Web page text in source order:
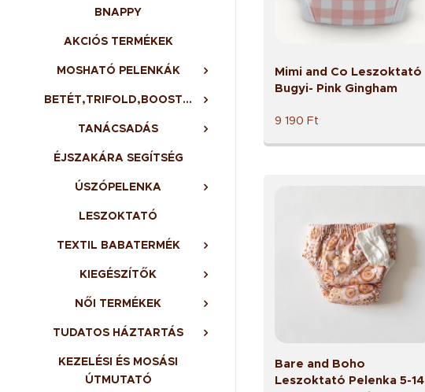
BNAPPY
AKCIÓS TERMÉKEK
MOSHATÓ PELENKÁK
BETÉT,TRIFOLD,BOOSTER,BELSŐ
TANÁCSADÁS
ÉJSZAKÁRA SEGÍTSÉG
ÚSZÓPELENKA
LESZOKTATÓ
TEXTIL BABATERMÉK
KIEGÉSZÍTŐK
NŐI TERMÉKEK
TUDATOS HÁZTARTÁS
KEZELÉSI ÉS MOSÁSI
ÚTMUTATÓ
Mimi and Co Leszoktató
Bugyi- Pink Gingham
9 190 Ft
Bare and Boho
Leszoktató Pelenka 5-14